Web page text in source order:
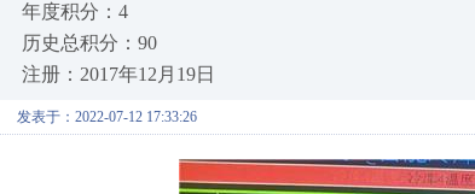
年度积分：4
历史总积分：90
注册：2017年12月19日
发表于：2022-07-12 17:33:26